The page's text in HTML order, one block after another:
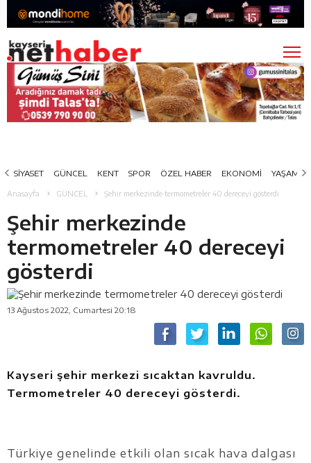
SİYASET GÜNCEL KENT SPOR ÖZEL HABER EKONOMİ YAŞAM
Anasayfa GÜNCEL Şehir merkezinde termometreler 40 dereceyi gösterdi
Şehir merkezinde
termometreler 40 dereceyi
gösterdi
13 Ağustos 2022, Cumartesi 20:18
Kayseri şehir merkezi sıcaktan kavruldu.
Termometreler 40 dereceyi gösterdi.
Türkiye genelinde etkili olan sıcak hava dalgası